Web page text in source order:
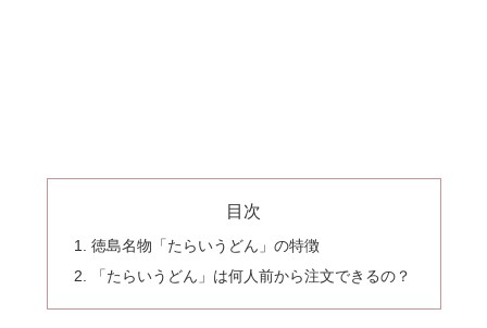
目次
徳島名物「たらいうどん」の特徴
「たらいうどん」は何人前から注文できるの？